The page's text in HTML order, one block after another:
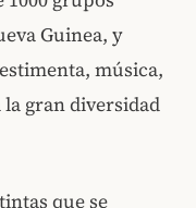
Guinea, y
música,
gran diversidad
que se